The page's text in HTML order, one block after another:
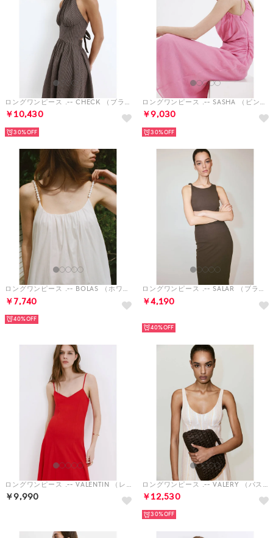
ロングワンピース .-- CHECK （ブラウン）
￥10,430
30%
ロングワンピース .-- SASHA （ピンク）
￥9,030
30%
ロングワンピース .-- BOLAS （ホワイト）
￥7,740
40%
ロングワンピース .-- SALAR （ブラウン）
￥4,190
40%
ロングワンピース .-- VALENTIN （レッド）
￥9,990
ロングワンピース .-- VALERY （パステルグレー）
￥12,530
30%